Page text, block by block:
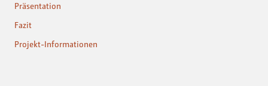
Präsentation
Fazit
Projekt-Informationen